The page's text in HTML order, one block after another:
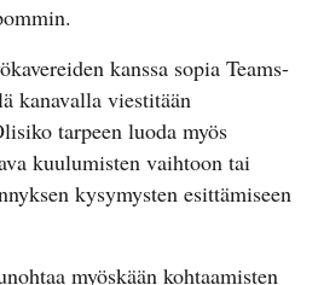
kanssa sopia Teams-
kanavalla viestitään
tarpeen luoda myös
kuulumisten vaihtoon tai
kysymysten esittämiseen
myöskään kohtaamisten